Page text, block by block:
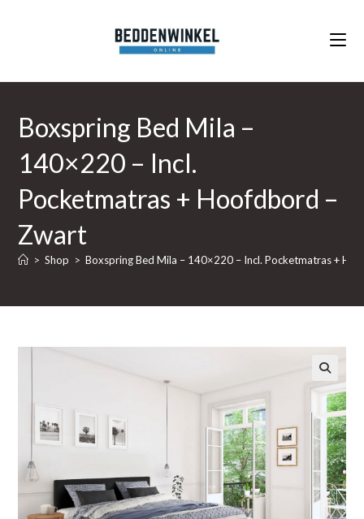
Boxspring Bed Mila –
140×220 – Incl.
Pocketmatras + Hoofdbord –
Zwart
> Shop > Boxspring Bed Mila – 140×220 – Incl. Pocketmatras +
🔍